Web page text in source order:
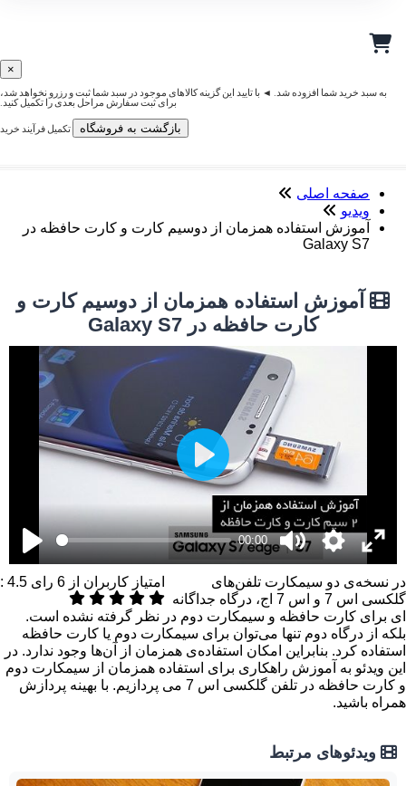
×
به سبد خرید شما افزوده شد. ◄ با تایید این گزینه کالاهای موجود در سبد شما ثبت و رزرو نخواهد شد،
برای ثبت سفارش مراحل بعدی را تکمیل کنید.
بازگشت به فروشگاه تکمیل فرآیند خرید
صفحه اصلی
ویدیو
آموزش استفاده همزمان از دوسیم کارت و کارت حافظه در
Galaxy S7
آموزش استفاده همزمان از دوسیم کارت و
کارت حافظه در Galaxy S7
00:00
Play
امتیاز کاربران از 6 رای 4.5
:
در نسخه‌ی دو سیمکارت تلفن‌های
گلکسی اس 7 و اس 7 اج، درگاه جداگانه
ای برای کارت حافظه و سیمکارت دوم در نظر گرفته نشده است.
بلکه از درگاه دوم تنها می‌توان برای سیمکارت دوم یا کارت حافظه
استفاده کرد. بنابراین امکان استفاده‌ی همزمان از آن‌ها وجود ندارد. در
این ویدئو به آموزش راهکاری برای استفاده همزمان از سیمکارت دوم
و کارت حافظه در تلفن گلکسی اس 7 می پردازیم. با بهینه پردازش
همراه باشید.
ویدئوهای مرتبط